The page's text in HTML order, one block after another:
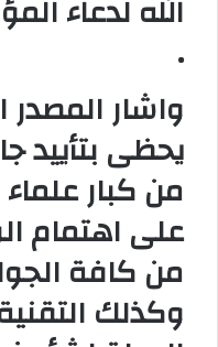
الله لدعاء
.
واشار المصدر
يحظى بتأييد
من كبار
على اهتمام
من كافة
وكذلك